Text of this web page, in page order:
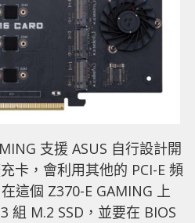
支援 ASUS 自行設計開
卡，會利用其他的 PCI-E 頻
這個 Z370-E GAMING 上
組 M.2 SSD，並要在 BIOS